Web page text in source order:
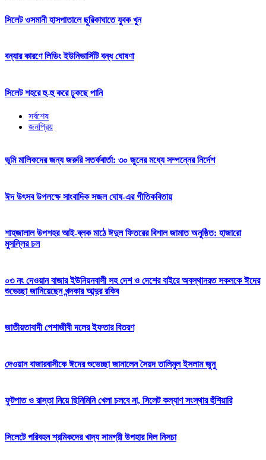
সিলেট ওসমানী হাসপাতালে ছুরিকাঘাতে যুবক খুন
বন্যার কারণে লিডিং ইউনিভার্সিটি বন্ধ ঘোষণা
সিলেট শহরে হু-হু করে ঢুকছে পানি
সর্বশেষ
জনপ্রিয়
ভূমি মালিকদের জন্য জরুরি সতর্কবার্তা: ৩০ জুনের মধ্যে সম্পন্নের নির্দেশ
ঈদ উৎসব উপলক্ষে সাংবাদিক সজল ঘোষ-এর গীতিকবিতায়
শাহজালাল উপশহর আই-ব্লক মাঠে ঈদুল ফিতরের বিশাল জামাত অনুষ্ঠিত: হাজারো
মুসল্লির ঢল
০৩ নং দেওয়ান বাজার ইউনিয়নবাসী সহ দেশ ও দেশের বাইরে অবস্থানরত সকলকে ঈদের
শুভেচ্ছা জানিয়েছেন খন্দকার আব্দুর রকিব
জাতীয়তাবাদী পেশাজীবী দলের ইফতার বিতরণ
দেওয়ান বাজারবাসীকে ঈদের শুভেচ্ছা জানালেন সৈয়দ তালিমুল ইসলাম জুনু
ফুটপাত ও রাস্তা নিয়ে ছিনিমিনি খেলা চলবে না, সিলেট কল্যাণ সংস্থার হুঁশিয়ারি
সিলেটে পরিবহন শ্রমিকদের খাদ্য সামগ্রী উপহার দিল নিসচা